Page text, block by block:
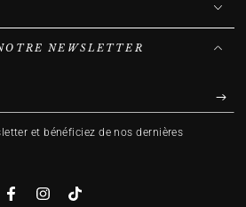
NEWSLETTER
et bénéficiez de nos dernières
FacebookInstagramTikTok